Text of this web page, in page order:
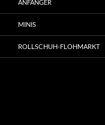
ANFÄNGER
MINIS
ROLLSCHUH-FLOHMARKT